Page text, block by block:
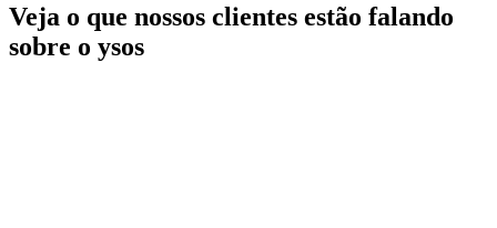
Veja o que nossos clientes estão falando
sobre o ysos